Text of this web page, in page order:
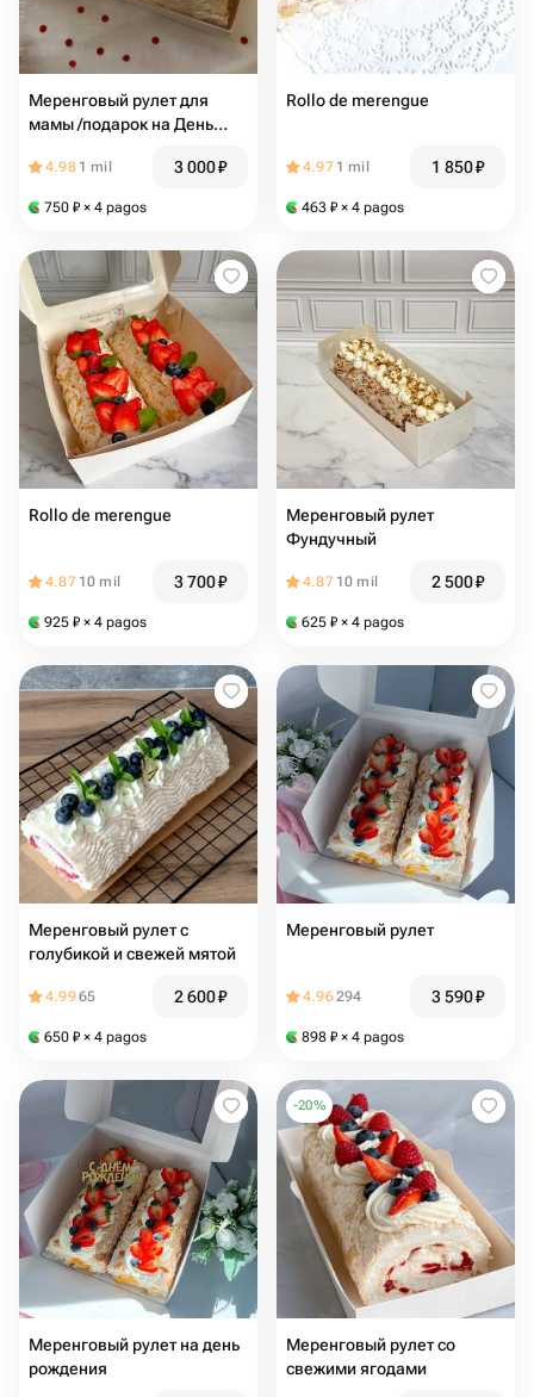
Меренговый рулет для
мамы /подарок на День
4.98 1 mil 3 000₽
750 ₽ × 4 pagos
Rollo de merengue
4.97 1 mil 1 850₽
463 ₽ × 4 pagos
Rollo de merengue
4.87 10 mil 3 700₽
925 ₽ × 4 pagos
Меренговый рулет
Фундучный
4.87 10 mil 2 500₽
625 ₽ × 4 pagos
Меренговый рулет с
голубикой и свежей мятой
4.9965 2 600₽
650 ₽ × 4 pagos
Меренговый рулет
4.96294 3 590₽
898 ₽ × 4 pagos
Меренговый рулет на день
рождения
-20%
Меренговый рулет со
свежими ягодами